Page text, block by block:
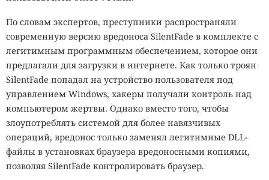
По словам экспертов, преступники распространяли
современную версию вредоноса SilentFade в комплекте с
легитимным программным обеспечением, которое они
предлагали для загрузки в интернете. Как только троян
SilentFade попадал на устройство пользователя под
управлением Windows, хакеры получали контроль над
компьютером жертвы. Однако вместо того, чтобы
злоупотреблять системой для более навязчивых
операций, вредонос только заменял легитимные DLL-
файлы в установках браузера вредоносными копиями,
позволяя SilentFade контролировать браузер.